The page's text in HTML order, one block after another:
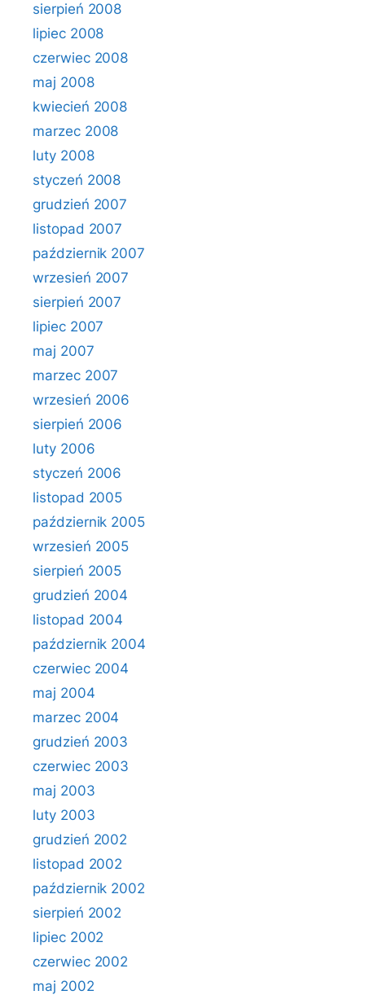
sierpień 2008
lipiec 2008
czerwiec 2008
maj 2008
kwiecień 2008
marzec 2008
luty 2008
styczeń 2008
grudzień 2007
listopad 2007
październik 2007
wrzesień 2007
sierpień 2007
lipiec 2007
maj 2007
marzec 2007
wrzesień 2006
sierpień 2006
luty 2006
styczeń 2006
listopad 2005
październik 2005
wrzesień 2005
sierpień 2005
grudzień 2004
listopad 2004
październik 2004
czerwiec 2004
maj 2004
marzec 2004
grudzień 2003
czerwiec 2003
maj 2003
luty 2003
grudzień 2002
listopad 2002
październik 2002
sierpień 2002
lipiec 2002
czerwiec 2002
maj 2002